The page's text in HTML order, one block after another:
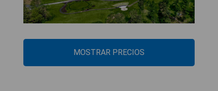
MOSTRAR PRECIOS